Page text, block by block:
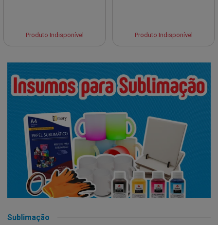
Produto Indisponível Produto Indisponível
Sublimação